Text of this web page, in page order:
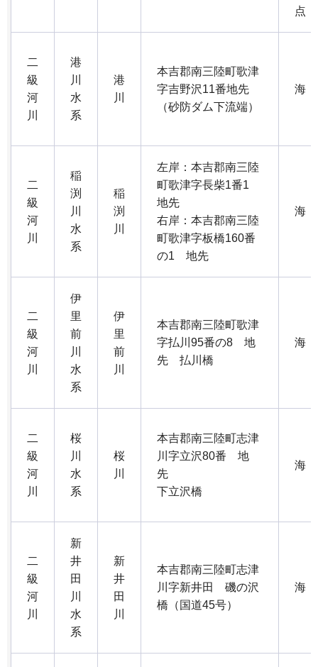
点
二
級
河
川
港
川
水
系
港
川
本吉郡南三陸町歌津
字吉野沢11番地先
（砂防ダム下流端）
海
二
級
河
川
稲
渕
川
水
系
稲
渕
川
左岸：本吉郡南三陸
町歌津字長柴1番1
地先
右岸：本吉郡南三陸
町歌津字板橋160番
の1 地先
海
二
級
河
川
伊
里
前
川
水
系
伊
里
前
川
本吉郡南三陸町歌津
字払川95番の8 地
先 払川橋
海
二
級
河
川
桜
川
水
系
桜
川
本吉郡南三陸町志津
川字立沢80番 地
先
下立沢橋
海
二
級
河
川
新
井
田
川
水
系
新
井
田
川
本吉郡南三陸町志津
川字新井田 磯の沢
橋（国道45号）
海